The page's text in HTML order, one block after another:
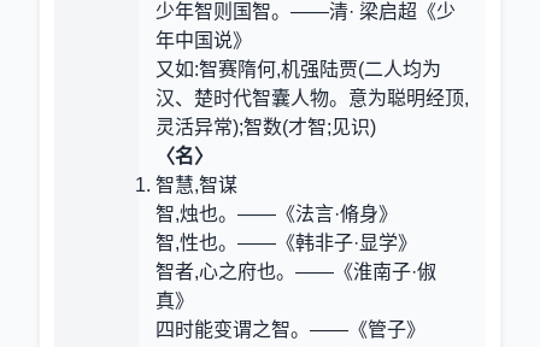
少年智则国智。——清· 梁启超《少
年中国说》
又如:智赛隋何,机强陆贾(二人均为
汉、楚时代智囊人物。意为聪明经顶,
灵活异常);智数(才智;见识)
〈名〉
智慧,智谋
智,烛也。——《法言·脩身》
智,性也。——《韩非子·显学》
智者,心之府也。——《淮南子·俶
真》
四时能变谓之智。——《管子》